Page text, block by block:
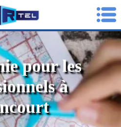
pour les
à